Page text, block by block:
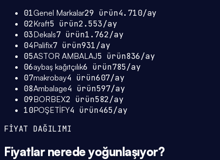
01Genel Markalar29 ürün4.710/ay
02Kraft5 ürün2.553/ay
03Dekals7ürün1.762/ay
04Palifix7ürün931/ay
05ASTOR AMBALAJ5 ürün836/ay
06aybaş kağıtçılık6 ürün785/ay
07makrobay4 ürün607/ay
08Ambalage4 ürün597/ay
09BORBEX2 ürün582/ay
10POŞETİFY4 ürün465/ay
FİYAT DAĞILIMI
Fiyatlar nerede yoğunlaşıyor?